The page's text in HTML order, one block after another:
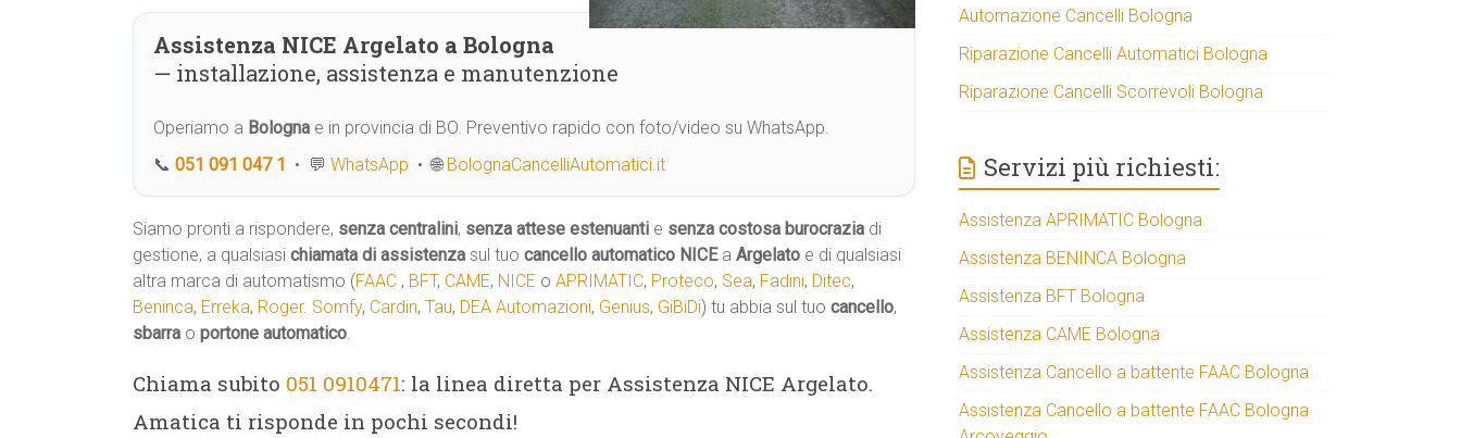
Assistenza NICE Argelato a Bologna
— installazione, assistenza e manutenzione
Operiamo a Bologna e in provincia di BO. Preventivo rapido con foto/video su WhatsApp.
📞 051 091 047 1 • 💬 WhatsApp • 🌐 BolognaCancelliAutomatici.it
Siamo pronti a rispondere, senza centralini, senza attese estenuanti e senza costosa burocrazia di
gestione, a qualsiasi chiamata di assistenza sul tuo cancello automatico NICEa Argelato e di qualsiasi
altra marca di automatismo (FAAC , BFT, CAME, NICE o APRIMATIC, Proteco, Sea, Fadini, Ditec,
Beninca, Erreka, Roger. Somfy, Cardin, Tau, DEA Automazioni, Genius, GiBiDi) tu abbia sul tuo cancello,
sbarra o portone automatico.
Chiama subito 051 0910471: la linea diretta per Assistenza NICE Argelato.
Amatica ti risponde in pochi secondi!
Automazione Cancelli Bologna
Riparazione Cancelli Automatici Bologna
Riparazione Cancelli Scorrevoli Bologna
Servizi più richiesti:
Assistenza APRIMATIC Bologna
Assistenza BENINCA Bologna
Assistenza BFT Bologna
Assistenza CAME Bologna
Assistenza Cancello a battente FAAC Bologna
Assistenza Cancello a battente FAAC Bologna